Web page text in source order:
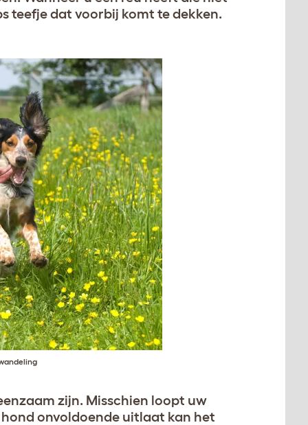
teefje dat voorbij komt te dekken.
zijn. Misschien loopt uw
onvoldoende uitlaat kan het